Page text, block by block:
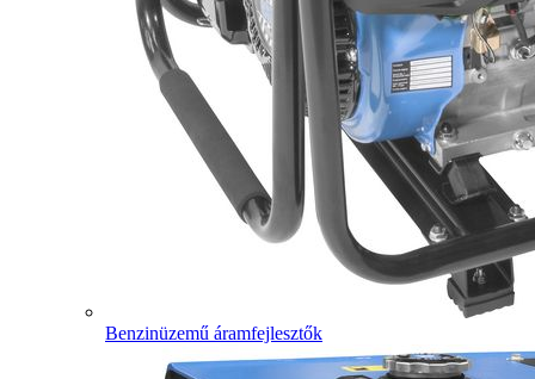
Benzinüzemű áramfejlesztők